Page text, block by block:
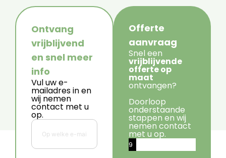
Ontvang
vrijblijvend
en snel meer
info
Vul uw e-
mailadres in en
wij nemen
contact met u
op.
Offerte
aanvraag
Snel een
vrijblijvende
offerte op
maat
ontvangen?
Doorloop
onderstaande
stappen en wij
nemen contact
met u op.
9